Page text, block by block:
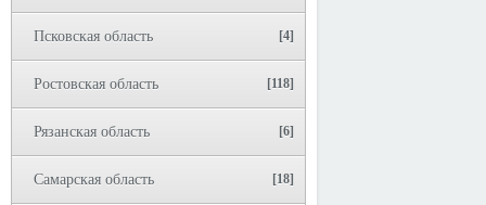
Псковская область [4]
Ростовская область [118]
Рязанская область [6]
Самарская область [18]